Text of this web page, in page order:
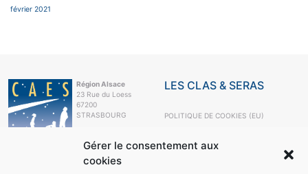
Gérer le consentement aux
cookies
février 2021
Région Alsace
23 Rue du Loess
67200
STRASBOURG
+33 3 88 10 63
LES CLAS & SERAS
POLITIQUE DE COOKIES (EU)